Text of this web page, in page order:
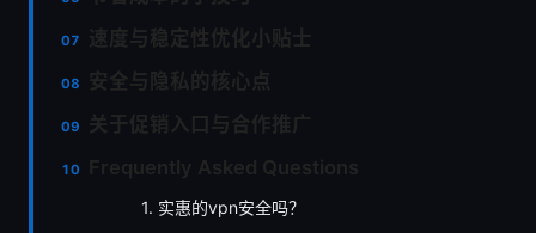
1. 实惠的vpn安全吗？